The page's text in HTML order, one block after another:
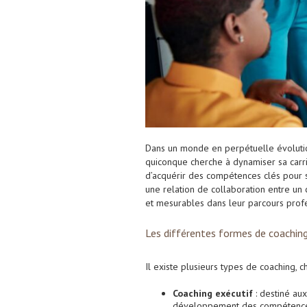
Dans un monde en perpétuelle
quiconque cherche à dynamiser sa
d’acquérir des compétences clés
une relation de collaboration entre un
et mesurables dans leur parcours
Les différentes formes de
Il existe plusieurs types de coaching,
Coaching exécutif : destiné